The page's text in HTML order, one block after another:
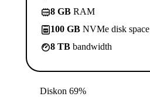
8 GB RAM
100 GB NVMe disk space
8 TB bandwidth
Diskon 69%